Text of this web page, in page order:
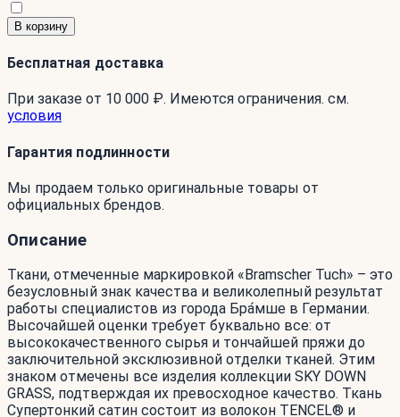
В корзину
Бесплатная доставка
При заказе от 10 000 ₽. Имеются ограничения. см.
условия
Гарантия подлинности
Мы продаем только оригинальные товары от
официальных брендов.
Описание
Ткани, отмеченные маркировкой «Bramscher Tuch» – это
безусловный знак качества и великолепный результат
работы специалистов из города Бра́мше в Германии.
Высочайшей оценки требует буквально все: от
высококачественного сырья и тончайшей пряжи до
заключительной эксклюзивной отделки тканей. Этим
знаком отмечены все изделия коллекции SKY DOWN
GRASS, подтверждая их превосходное качество. Ткань
Супертонкий сатин состоит из волокон TENCEL® и